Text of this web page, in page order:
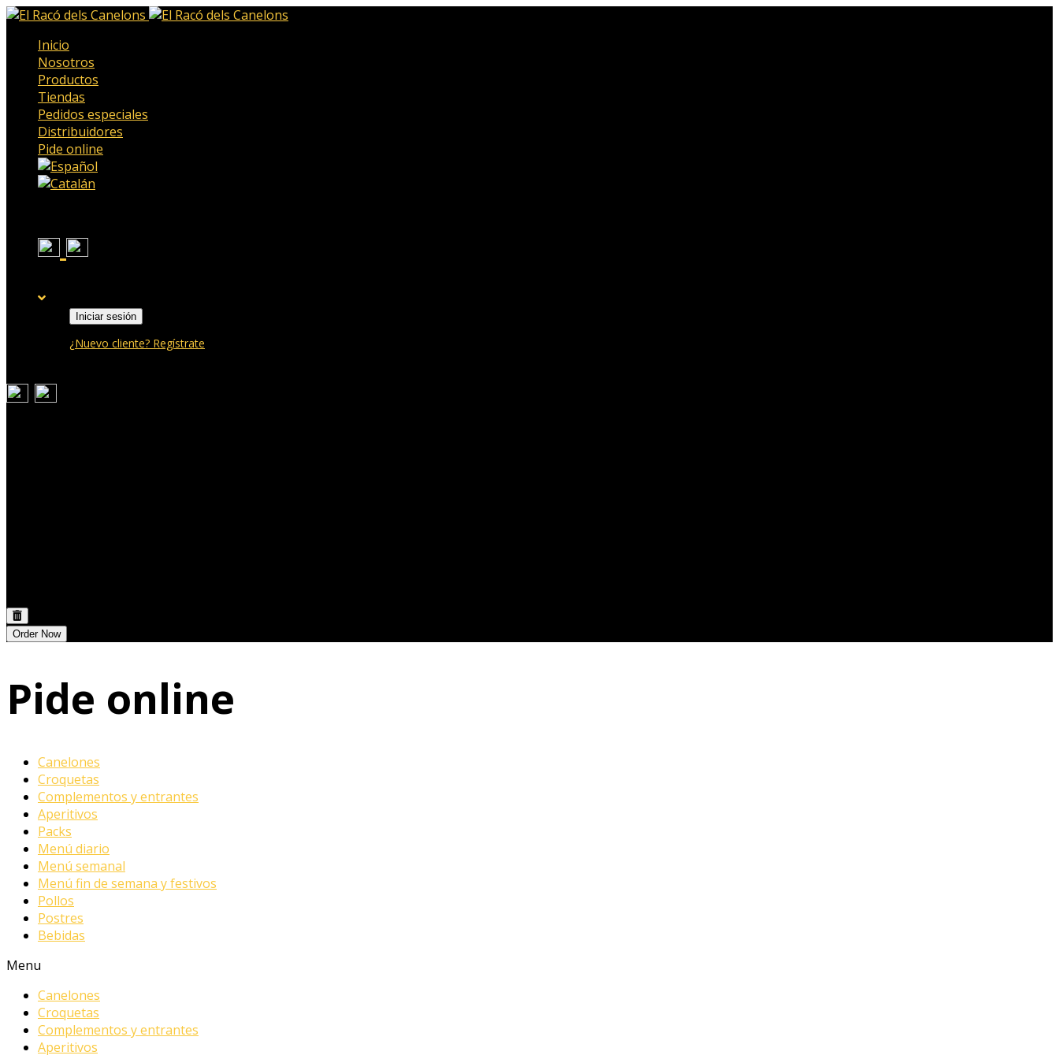
Inicio
Nosotros
Productos
Tiendas
Pedidos especiales
Distribuidores
Pide online
Iniciar sesión
¿Nuevo cliente? Regístrate
Order Now
Pide online
Canelones
Croquetas
Complementos y entrantes
Aperitivos
Packs
Menú diario
Menú semanal
Menú fin de semana y festivos
Pollos
Postres
Bebidas
Menu
Canelones
Croquetas
Complementos y entrantes
Aperitivos